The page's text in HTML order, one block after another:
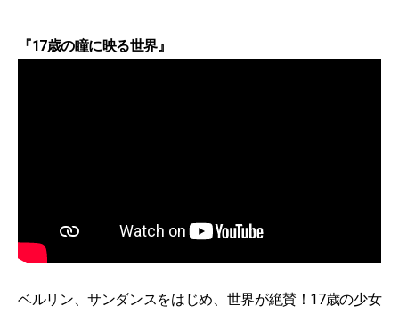
『17歳の瞳に映る世界』
ベルリン、サンダンスをはじめ、世界が絶賛！17歳の少女